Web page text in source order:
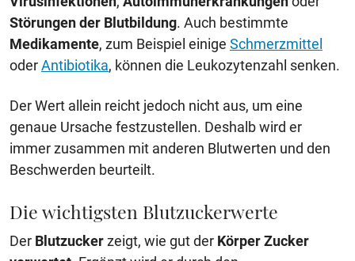
Störungen der Blutbildung. Auch bestimmte
Medikamente, zum Beispiel einige Schmerzmittel
oderAntibiotika, können die Leukozytenzahl senken.
Der Wert allein reicht jedoch nicht aus, um eine
genaue Ursache festzustellen. Deshalb wird er
immer zusammen mit anderen Blutwerten und den
Beschwerden beurteilt.
Die wichtigsten Blutzuckerwerte
Der Blutzuckerzeigt, wie gut der KörperZucker